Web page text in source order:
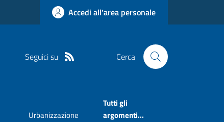
Accedi all'area personale
Seguici su Cerca
Urbanizzazione
Tutti gli
argomenti...